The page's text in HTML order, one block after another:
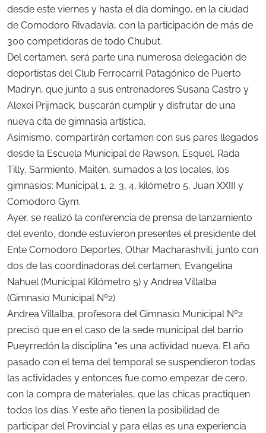
desde este viernes y hasta el día domingo, en la ciudad
de Comodoro Rivadavia, con la participación de más de
300 competidoras de todo Chubut.
Del certamen, será parte una numerosa delegación de
deportistas del Club Ferrocarril Patagónico de Puerto
Madryn, que junto a sus entrenadores Susana Castro y
Alexei Prijmack, buscarán cumplir y disfrutar de una
nueva cita de gimnasia artística.
Asimismo, compartirán certamen con sus pares llegados
desde la Escuela Municipal de Rawson, Esquel, Rada
Tilly, Sarmiento, Maitén, sumados a los locales, los
gimnasios: Municipal 1, 2, 3, 4, kilómetro 5, Juan XXIII y
Comodoro Gym.
Ayer, se realizó la conferencia de prensa de lanzamiento
del evento, donde estuvieron presentes el presidente del
Ente Comodoro Deportes, Othar Macharashvili, junto con
dos de las coordinadoras del certamen, Evangelina
Nahuel (Municipal Kilómetro 5) y Andrea Villalba
(Gimnasio Municipal Nº2).
Andrea Villalba, profesora del Gimnasio Municipal Nº2
precisó que en el caso de la sede municipal del barrio
Pueyrredón la disciplina “es una actividad nueva. El año
pasado con el tema del temporal se suspendieron todas
las actividades y entonces fue como empezar de cero,
con la compra de materiales, que las chicas practiquen
todos los días. Y este año tienen la posibilidad de
participar del Provincial y para ellas es una experiencia